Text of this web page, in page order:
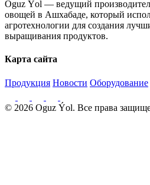
Oguz Ýol — ведущий
овощей в Ашхабаде, который
агротехнологии для создания
выращивания продуктов.
Карта сайта
Продукция Новости Оборудование
© 2026 Oguz Ýol. Все права